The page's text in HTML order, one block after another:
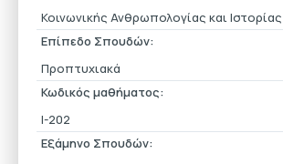
Κοινωνικής Ανθρωπολογίας και Ιστορίας
Επίπεδο Σπουδών:
Προπτυχιακά
Κωδικός μαθήματος:
Ι-202
Εξάμηνο Σπουδών: